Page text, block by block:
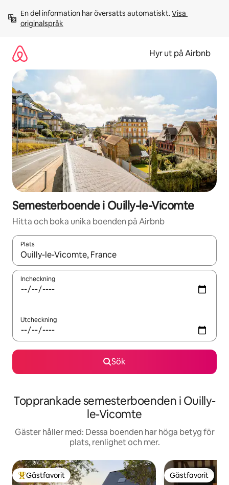
innehåll
En del information har översatts automatiskt. Visa
originalspråk
Hyr ut på Airbnb
Semesterboende i Ouilly-le-Vicomte
Hitta och boka unika boenden på Airbnb
Plats
När resultaten är tillgängliga kan du navigera med upp- och
Incheckning
Utcheckning
Sök
Topprankade semesterboenden i Ouilly-
le-Vicomte
Gäster håller med: Dessa boenden har höga betyg för
plats, renlighet och mer.
Populär gästfavorit
Gästfavorit Gästfavorit
Gästfavorit